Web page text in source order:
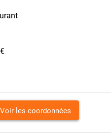
Voir les coordonnées